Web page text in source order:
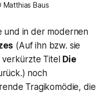
Baus
und in der modernen
(Auf ihn bzw. sie
Titel Die
noch
Tragikomödie, die